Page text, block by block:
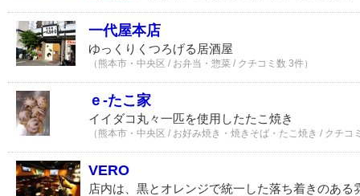
一代屋本店
ゆっくりくつろげる居酒屋
（熊本市・中央区 / お弁当・惣菜 / クチコミ数 3件）
ｅ-たこ家
イイダコ丸々一匹を使用したたこ焼き
（熊本市・中央区 / お好み焼き・焼きそば・たこ焼き / クチコ
VERO
店内は、黒とオレンジで統一した落ち着きのある